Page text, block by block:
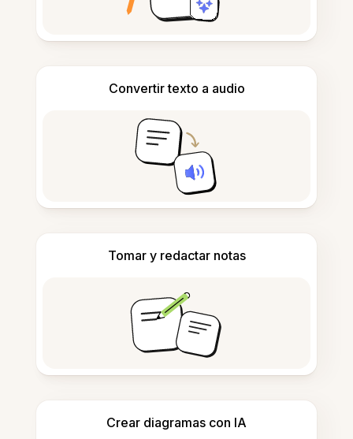
Convertir texto a audio
Tomar y redactar notas
Crear diagramas con IA